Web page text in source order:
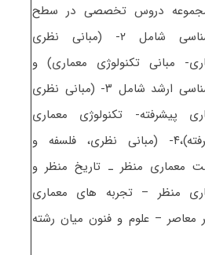
دروس تخصصی در سطح
کارشناسی شامل ۲- (مبانی نظری
مبانی تکنولوژی معماری) و
کارشناسی ارشد شامل ۳- (مبانی نظری
پیشرفته- تکنولوژی معماری
پیشرفته)،۴- (مبانی نظری، فلسفه و
معماری منظر ـ تاریخ منظر و
منظر – تجربه های معماری
معاصر – علوم و فنون میان رشته